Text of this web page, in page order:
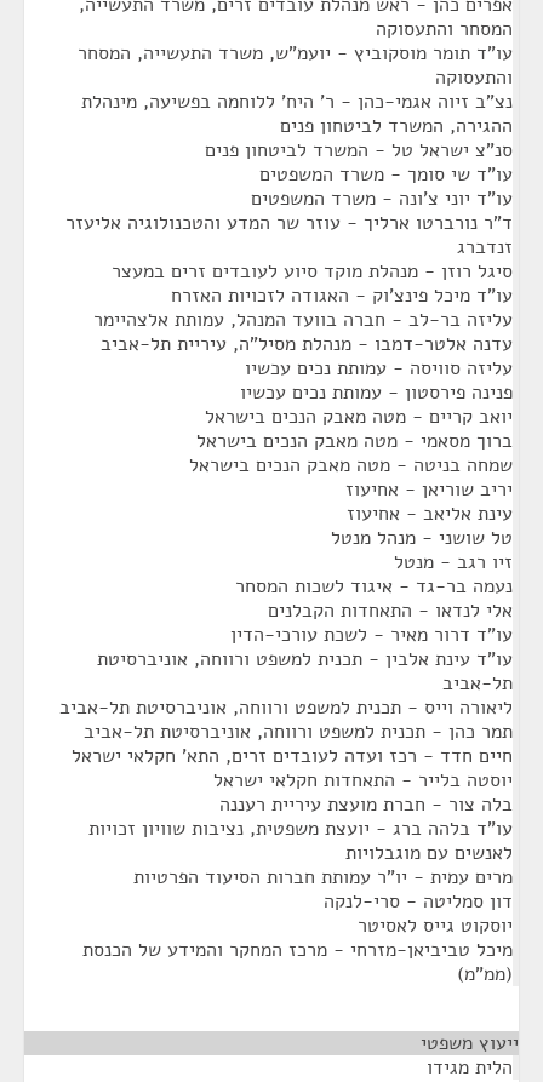
המסחר והתעסוקה
עו"ד תומר מוסקוביץ - יועמ"ש, משרד התעשייה, המסחר
והתעסוקה
נצ"ב זיוה אגמי-כהן - ר' היח' ללוחמה בפשיעה, מינהלת
ההגירה, המשרד לביטחון פנים
סנ"צ ישראל טל - המשרד לביטחון פנים
עו"ד שי סומך - משרד המשפטים
עו"ד יוני צ'ונה - משרד המשפטים
ד"ר נורברטו ארליך - עוזר שר המדע והטכנולוגיה אליעזר
זנדברג
סיגל רוזן - מנהלת מוקד סיוע לעובדים זרים במעצר
עו"ד מיכל פינצ'וק - האגודה לזכויות האזרח
עליזה בר-לב - חברה בוועד המנהל, עמותת אלצהיימר
עדנה אלטר-דמבו - מנהלת מסיל"ה, עיריית תל-אביב
עליזה סוויסה - עמותת נכים עכשיו
פנינה פירסטון - עמותת נכים עכשיו
יואב קריים - מטה מאבק הנכים בישראל
ברוך מסאמי - מטה מאבק הנכים בישראל
שמחה בניטה - מטה מאבק הנכים בישראל
יריב שוריאן - אחיעוז
עינת אליאב - אחיעוז
טל שושני - מנהל מנטל
זיו רגב - מנטל
נעמה בר-גד - איגוד לשכות המסחר
אלי לנדאו - התאחדות הקבלנים
עו"ד דרור מאיר - לשכת עורכי-הדין
עו"ד עינת אלבין - תכנית למשפט ורווחה, אוניברסיטת
תל-אביב
ליאורה וייס - תכנית למשפט ורווחה, אוניברסיטת תל-אביב
תמר כהן - תכנית למשפט ורווחה, אוניברסיטת תל-אביב
חיים חדד - רכז ועדה לעובדים זרים, התא' חקלאי ישראל
יוסטה בלייר - התאחדות חקלאי ישראל
בלה צור - חברת מועצת עיריית רעננה
עו"ד בלהה ברג - יועצת משפטית, נציבות שוויון זכויות
לאנשים עם מוגבלויות
מרים עמית - יו"ר עמותת חברות הסיעוד הפרטיות
דון סמליטה - סרי-לנקה
יוסקוט גייס לאסיטר
מיכל טביביאן-מזרחי - מרכז המחקר והמידע של הכנסת
(ממ"מ)
ייעוץ משפטי
הלית מגידו